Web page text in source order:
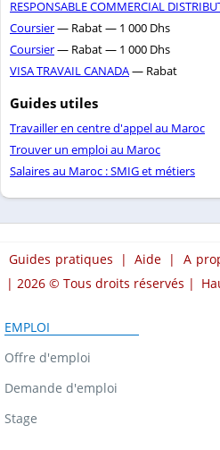
RESPONSABLE COMMERCIAL
Coursier— Rabat — 1 000 Dhs
Coursier— Rabat — 1 000 Dhs
VISA TRAVAIL CANADA— Rabat
Guides utiles
Travailler en centre d'appel au Maroc
Trouver un emploi au Maroc
Salaires au Maroc : SMIG et métiers
Guides pratiques | Aide | A
| 2026 © Tous droits réservés |
EMPLOI
Offre d'emploi
Demande d'emploi
Stage